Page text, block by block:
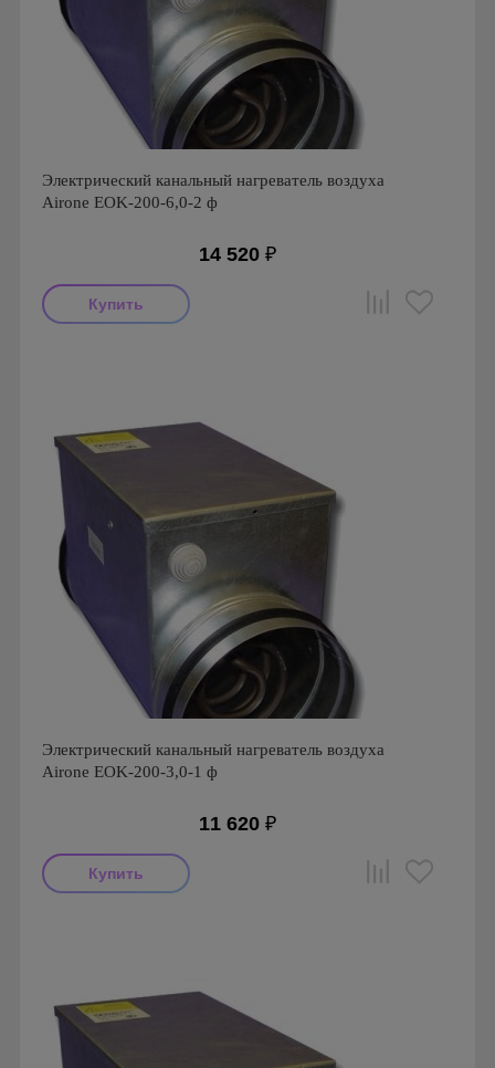
Электрический канальный нагреватель воздуха
Airone EOK-200-6,0-2 ф
14 520 ₽
Электрический канальный нагреватель воздуха
Airone EOK-200-3,0-1 ф
11 620 ₽